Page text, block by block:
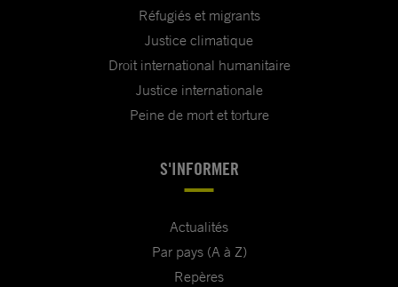
Réfugiés et migrants
Justice climatique
Droit international humanitaire
Justice internationale
Peine de mort et torture
S'INFORMER
Actualités
Par pays (A à Z)
Repères